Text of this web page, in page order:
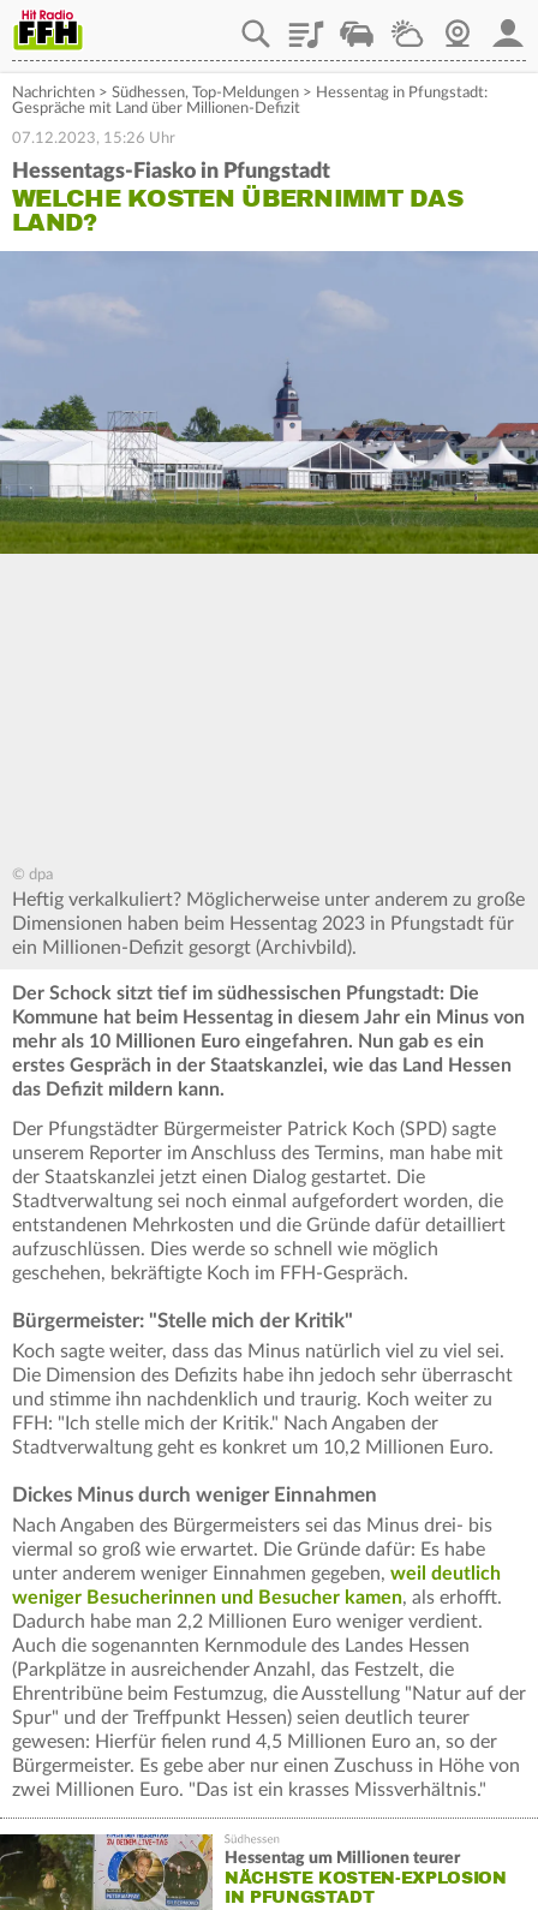
PlaylistStaupilotWetterWebcam
Nachrichten > Südhessen, Top-Meldungen > Hessentag in Pfungstadt:
Gespräche mit Land über Millionen-Defizit
07.12.2023, 15:26 Uhr
Hessentags-Fiasko in Pfungstadt
WELCHE KOSTEN ÜBERNIMMT DAS
LAND?
© dpa
Heftig verkalkuliert? Möglicherweise unter anderem zu große
Dimensionen haben beim Hessentag 2023 in Pfungstadt für
ein Millionen-Defizit gesorgt (Archivbild).
Der Schock sitzt tief im südhessischen Pfungstadt: Die
Kommune hat beim Hessentag in diesem Jahr ein Minus von
mehr als 10 Millionen Euro eingefahren. Nun gab es ein
erstes Gespräch in der Staatskanzlei, wie das Land Hessen
das Defizit mildern kann.
Der Pfungstädter Bürgermeister Patrick Koch (SPD) sagte
unserem Reporter im Anschluss des Termins, man habe mit
der Staatskanzlei jetzt einen Dialog gestartet. Die
Stadtverwaltung sei noch einmal aufgefordert worden, die
entstandenen Mehrkosten und die Gründe dafür detailliert
aufzuschlüssen. Dies werde so schnell wie möglich
geschehen, bekräftigte Koch im FFH-Gespräch.
Bürgermeister: "Stelle mich der Kritik"
Koch sagte weiter, dass das Minus natürlich viel zu viel sei.
Die Dimension des Defizits habe ihn jedoch sehr überrascht
und stimme ihn nachdenklich und traurig. Koch weiter zu
FFH: "Ich stelle mich der Kritik." Nach Angaben der
Stadtverwaltung geht es konkret um 10,2 Millionen Euro.
Dickes Minus durch weniger Einnahmen
Nach Angaben des Bürgermeisters sei das Minus drei- bis
viermal so groß wie erwartet. Die Gründe dafür: Es habe
unter anderem weniger Einnahmen gegeben, weil deutlich
weniger Besucherinnen und Besucher kamen, als erhofft.
Dadurch habe man 2,2 Millionen Euro weniger verdient.
Auch die sogenannten Kernmodule des Landes Hessen
(Parkplätze in ausreichender Anzahl, das Festzelt, die
Ehrentribüne beim Festumzug, die Ausstellung "Natur auf der
Spur" und der Treffpunkt Hessen) seien deutlich teurer
gewesen: Hierfür fielen rund 4,5 Millionen Euro an, so der
Bürgermeister. Es gebe aber nur einen Zuschuss in Höhe von
zwei Millionen Euro. "Das ist ein krasses Missverhältnis."
Hessentag um Millionen teurer
NÄCHSTE KOSTEN-EXPLOSION
IN PFUNGSTADT